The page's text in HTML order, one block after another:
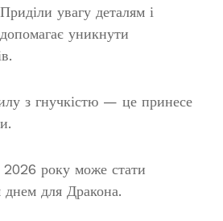
увагу деталям і
допомагає уникнути
з гнучкістю — це принесе
2026 року може стати
для Дракона.